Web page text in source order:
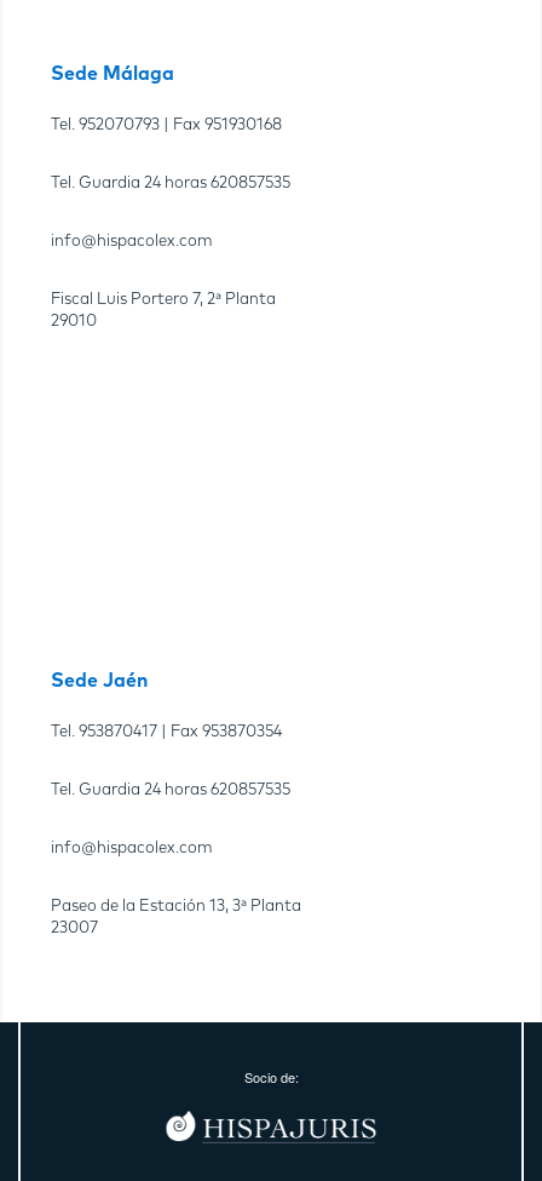
Sede Málaga
Tel. 952070793 | Fax 951930168
Tel. Guardia 24 horas 620857535
info@hispacolex.com
Fiscal Luis Portero 7, 2ª Planta
29010
Sede Jaén
Tel. 953870417 | Fax 953870354
Tel. Guardia 24 horas 620857535
info@hispacolex.com
Paseo de la Estación 13, 3ª Planta
23007
Socio de: